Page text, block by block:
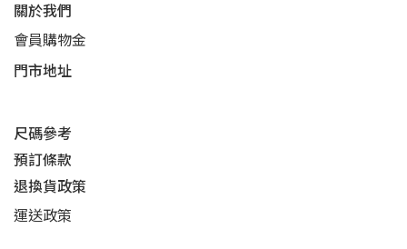
關於我們
會員購物金
門市地址
尺碼參考
預訂條款
退換貨政策​
運送政策​